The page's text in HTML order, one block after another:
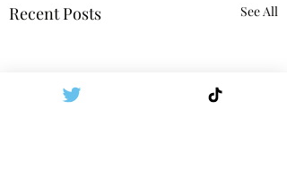
Recent Posts See All